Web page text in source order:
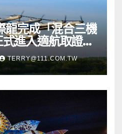
完成「混合三機
進入適航取證階
TERRY@111.COM.TW